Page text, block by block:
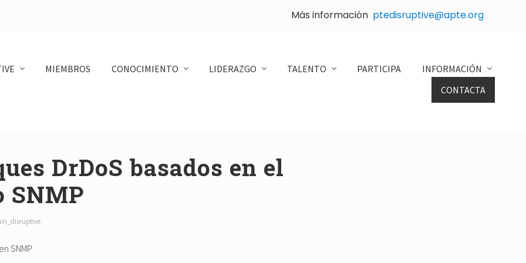
Más información ptedisruptive@apte.org
MIEMBROS CONOCIMIENTO LIDERAZGO TALENTO PARTICIPA
INFORMACIÓN
CONTACTA
DrDoS basados en el
SNMP